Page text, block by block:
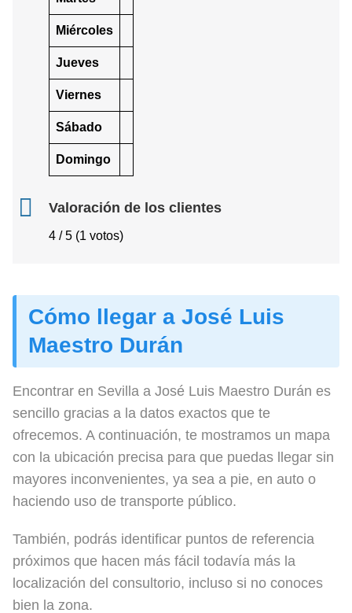
Miércoles
Jueves
Viernes
Sábado
Domingo
Valoración de los clientes
4 / 5 (1 votos)
Cómo llegar a José Luis
Maestro Durán
Encontrar en Sevilla a José Luis Maestro Durán es
sencillo gracias a la datos exactos que te
ofrecemos. A continuación, te mostramos un mapa
con la ubicación precisa para que puedas llegar sin
mayores inconvenientes, ya sea a pie, en auto o
haciendo uso de transporte público.
También, podrás identificar puntos de referencia
próximos que hacen más fácil todavía más la
localización del consultorio, incluso si no conoces
bien la zona.